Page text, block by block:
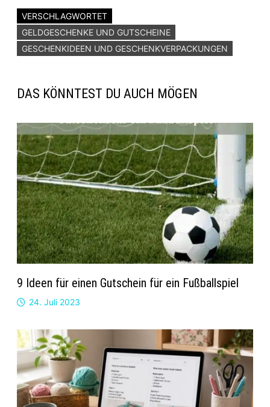
VERSCHLAGWORTET
GELDGESCHENKE UND GUTSCHEINE
GESCHENKIDEEN UND GESCHENKVERPACKUNGEN
DAS KÖNNTEST DU AUCH MÖGEN
9 Ideen für einen Gutschein für ein Fußballspiel
24. Juli 2023